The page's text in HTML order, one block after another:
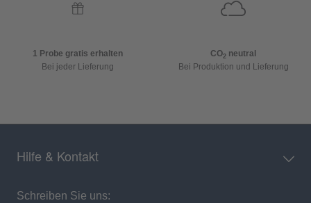
1 Probe gratis erhalten
Bei jeder Lieferung
CO2 neutral
Bei Produktion und Lieferung
Hilfe & Kontakt
Schreiben Sie uns: